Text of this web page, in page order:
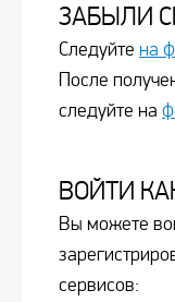
ЗАБЫЛИ
Следуйте на
После
следуйте на
ВОЙТИ
Вы можете
сервисов: